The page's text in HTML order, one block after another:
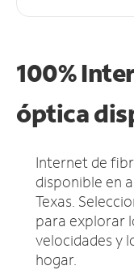
100%
óptica
Internet de
disponible en
Texas.
para explorar
velocidades y
hogar.